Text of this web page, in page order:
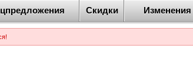
Скидки Изменения